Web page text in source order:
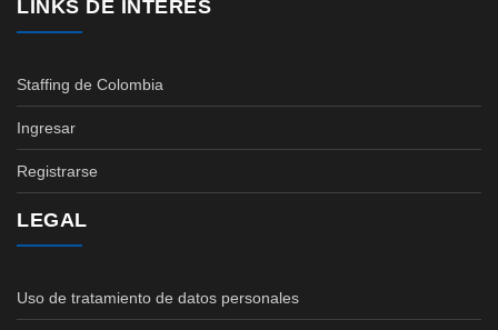
LINKS DE INTERÉS
Staffing de Colombia
Ingresar
Registrarse
LEGAL
Uso de tratamiento de datos personales